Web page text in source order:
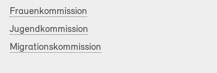
Frauenkommission
Jugendkommission
Migrationskommission